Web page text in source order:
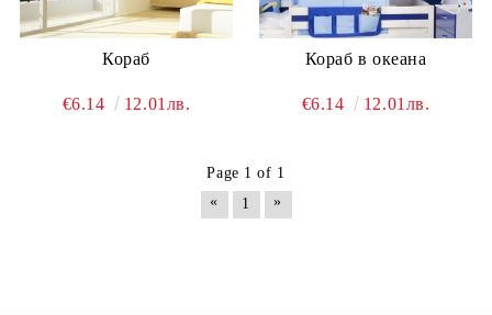
Кораб
€6.14 12.01лв.
Кораб в океана
€6.14 12.01лв.
Page 1 of 1
«
1 »